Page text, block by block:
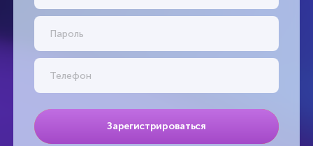
Зарегистрироваться